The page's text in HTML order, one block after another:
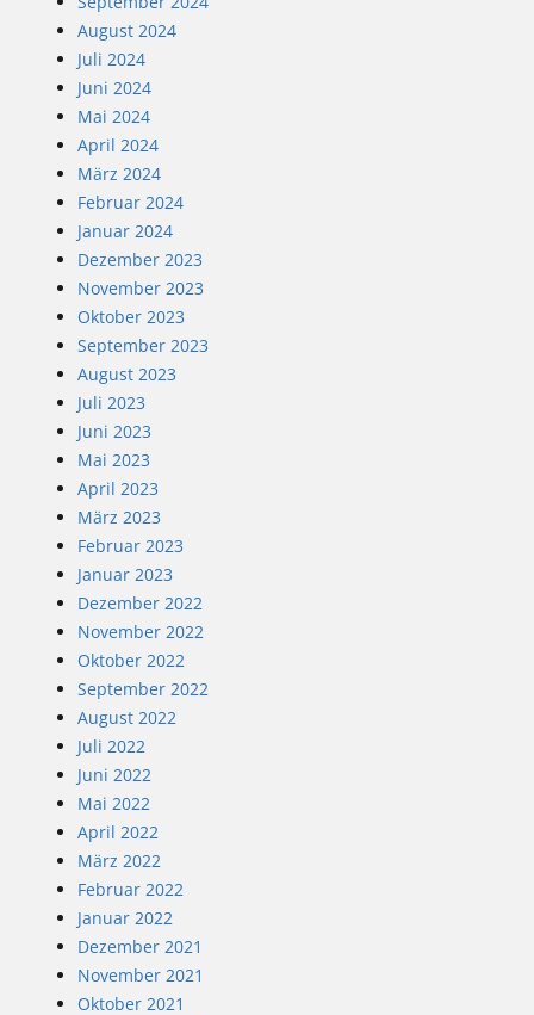
August 2024
Juli 2024
Juni 2024
Mai 2024
April 2024
März 2024
Februar 2024
Januar 2024
Dezember 2023
November 2023
Oktober 2023
September 2023
August 2023
Juli 2023
Juni 2023
Mai 2023
April 2023
März 2023
Februar 2023
Januar 2023
Dezember 2022
November 2022
Oktober 2022
September 2022
August 2022
Juli 2022
Juni 2022
Mai 2022
April 2022
März 2022
Februar 2022
Januar 2022
Dezember 2021
November 2021
Oktober 2021